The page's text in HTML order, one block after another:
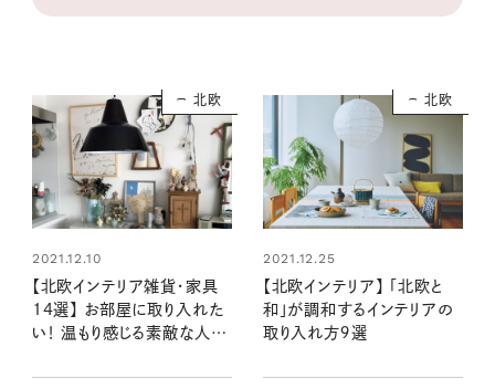
北欧
2021.12.10
【北欧インテリア雑貨・家具
14選】 お部屋に取り入れた
い！ 温もり感じる素敵な人た
北欧
2021.12.25
【北欧インテリア】 「北欧と
和」が調和するインテリアの
取り入れ方９選